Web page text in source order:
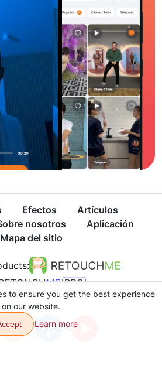
Efectos
Artículos
nosotros
Aplicación
Mapa del sitio
to ensure you get the best experience
on our website.
Learn more